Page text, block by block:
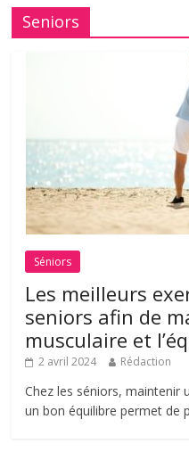
Seniors
Séniors
Les meilleurs
seniors afin de
musculaire et
2 avril 2024 Rédaction
Chez les séniors, maintenir
un bon équilibre permet de